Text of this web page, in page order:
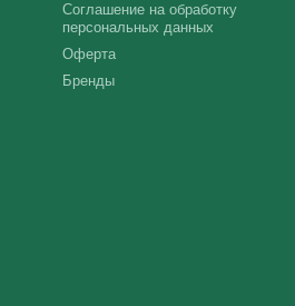
Соглашение на обработку
персональных данных
Оферта
Бренды